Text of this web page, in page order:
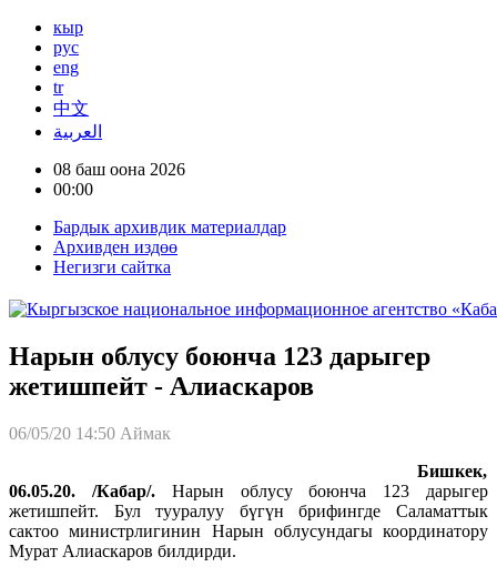
кыр
рус
eng
tr
中文
العربية
08 баш оона 2026
00:00
Бардык архивдик материалдар
Архивден издөө
Негизги сайтка
Нарын облусу боюнча 123 дарыгер
жетишпейт - Алиаскаров
06/05/20 14:50 Аймак
Бишкек,
06.05.20. /Кабар/.Нарын облусу боюнча 123 дарыгер
жетишпейт.
Бул тууралуу бүгүн брифингде Саламаттык
сактоо министрлигинин Нарын облусундагы координатору
Мурат Алиаскаров билдирди.